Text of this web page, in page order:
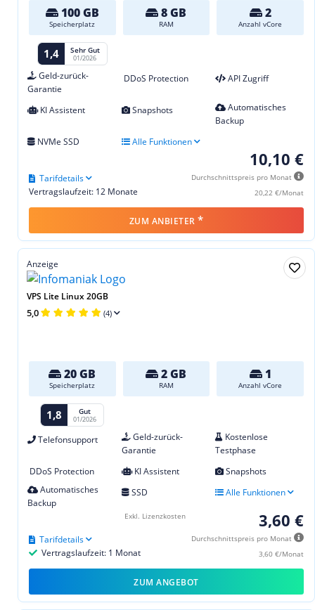
100 GB
Speicherplatz
8 GB
RAM
2
Anzahl vCore
1,4 Sehr Gut
01/2026
Geld-zurück-
Garantie
DDoS Protection API Zugriff
KI Assistent Snapshots
Automatisches
Backup
NVMe SSD
Alle Funktionen
10,10 €
Durchschnittspreis pro Monat
20,22 €/Monat
Vertragslaufzeit: 12 Monate
Tarifdetails
ZUM ANBIETER *
Anzeige
VPS Lite Linux 20GB
5,0 (4)
20 GB
Speicherplatz
2 GB
RAM
1
Anzahl vCore
1,8 Gut
01/2026
Telefonsupport
Geld-zurück-
Garantie
Kostenlose
Testphase
DDoS Protection
KI Assistent
Snapshots
Automatisches
Backup
SSD Alle Funktionen
3,60 €
Durchschnittspreis pro Monat
3,60 €/Monat
Vertragslaufzeit: 1 Monat
Tarifdetails
Exkl. Lizenzkosten
ZUM ANGEBOT